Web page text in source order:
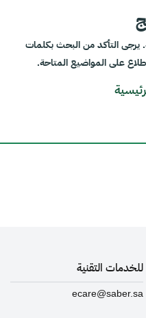
يرجى التأكد من البحث بكلمات
على المواضيع المتاحة.
للخدمات التقنية
ecare@saber.sa